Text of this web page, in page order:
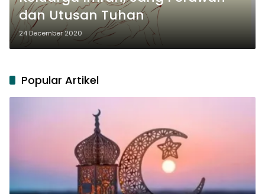
dan Utusan Tuhan
24 December 2020
Popular Artikel